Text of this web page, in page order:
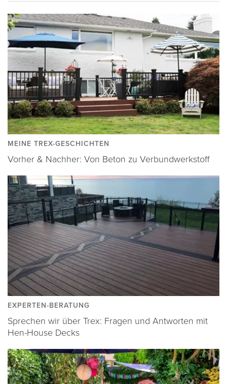
MEINE TREX-GESCHICHTEN
Vorher & Nachher: Von Beton zu Verbundwerkstoff
EXPERTEN-BERATUNG
Sprechen wir über Trex: Fragen und Antworten mit
Hen-House Decks